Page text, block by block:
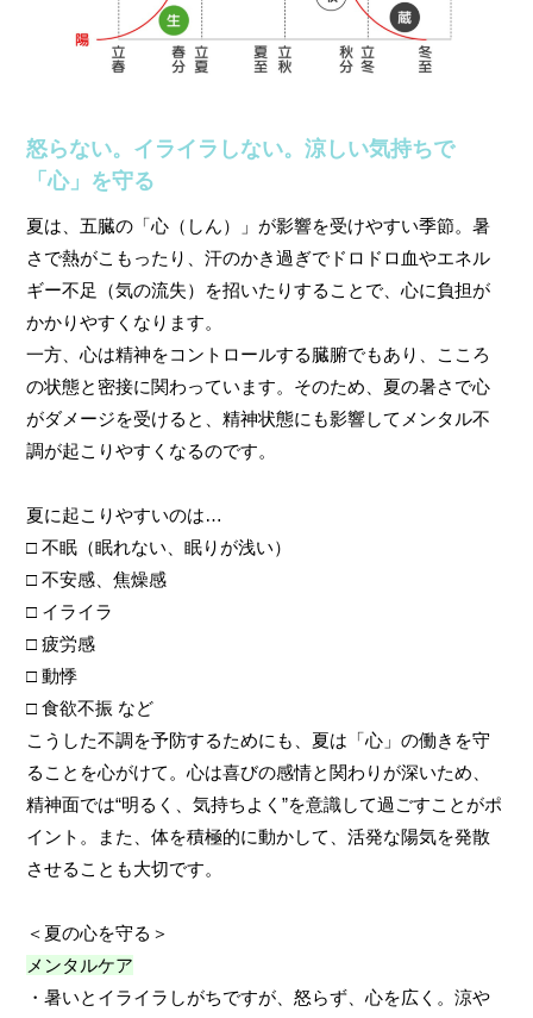
怒らない。イライラしない。涼しい気持ちで
「心」を守る
夏は、五臓の「心（しん）」が影響を受けやすい季節。暑
さで熱がこもったり、汗のかき過ぎでドロドロ血やエネル
ギー不足（気の流失）を招いたりすることで、心に負担が
かかりやすくなります。
一方、心は精神をコントロールする臓腑でもあり、こころ
の状態と密接に関わっています。そのため、夏の暑さで心
がダメージを受けると、精神状態にも影響してメンタル不
調が起こりやすくなるのです。
夏に起こりやすいのは…
□ 不眠（眠れない、眠りが浅い）
□ 不安感、焦燥感
□ イライラ
□ 疲労感
□ 動悸
□ 食欲不振 など
こうした不調を予防するためにも、夏は「心」の働きを守
ることを心がけて。心は喜びの感情と関わりが深いため、
精神面では“明るく、気持ちよく”を意識して過ごすことがポ
イント。また、体を積極的に動かして、活発な陽気を発散
させることも大切です。
＜夏の心を守る＞
メンタルケア
・暑いとイライラしがちですが、怒らず、心を広く。涼や